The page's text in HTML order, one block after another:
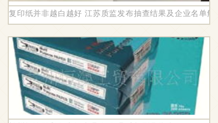
复印纸并非越白越好 江苏质监发布抽查结果及企业名单解